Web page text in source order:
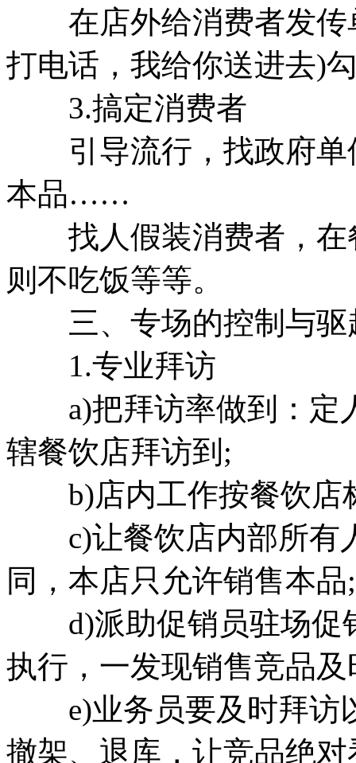
在店外给消费者发传
打电话，我给你送进去)
3.搞定消费者
引导流行，找政府单
本品……
找人假装消费者，在
则不吃饭等等。
三、专场的控制与驱
1.专业拜访
a)把拜访率做到：定
辖餐饮店拜访到;
b)店内工作按餐饮店
c)让餐饮店内部所有
同，本店只允许销售本品;
d)派助促销员驻场促
执行，一发现销售竞品
e)业务员要及时拜访
撤架、退库，让竞品绝对